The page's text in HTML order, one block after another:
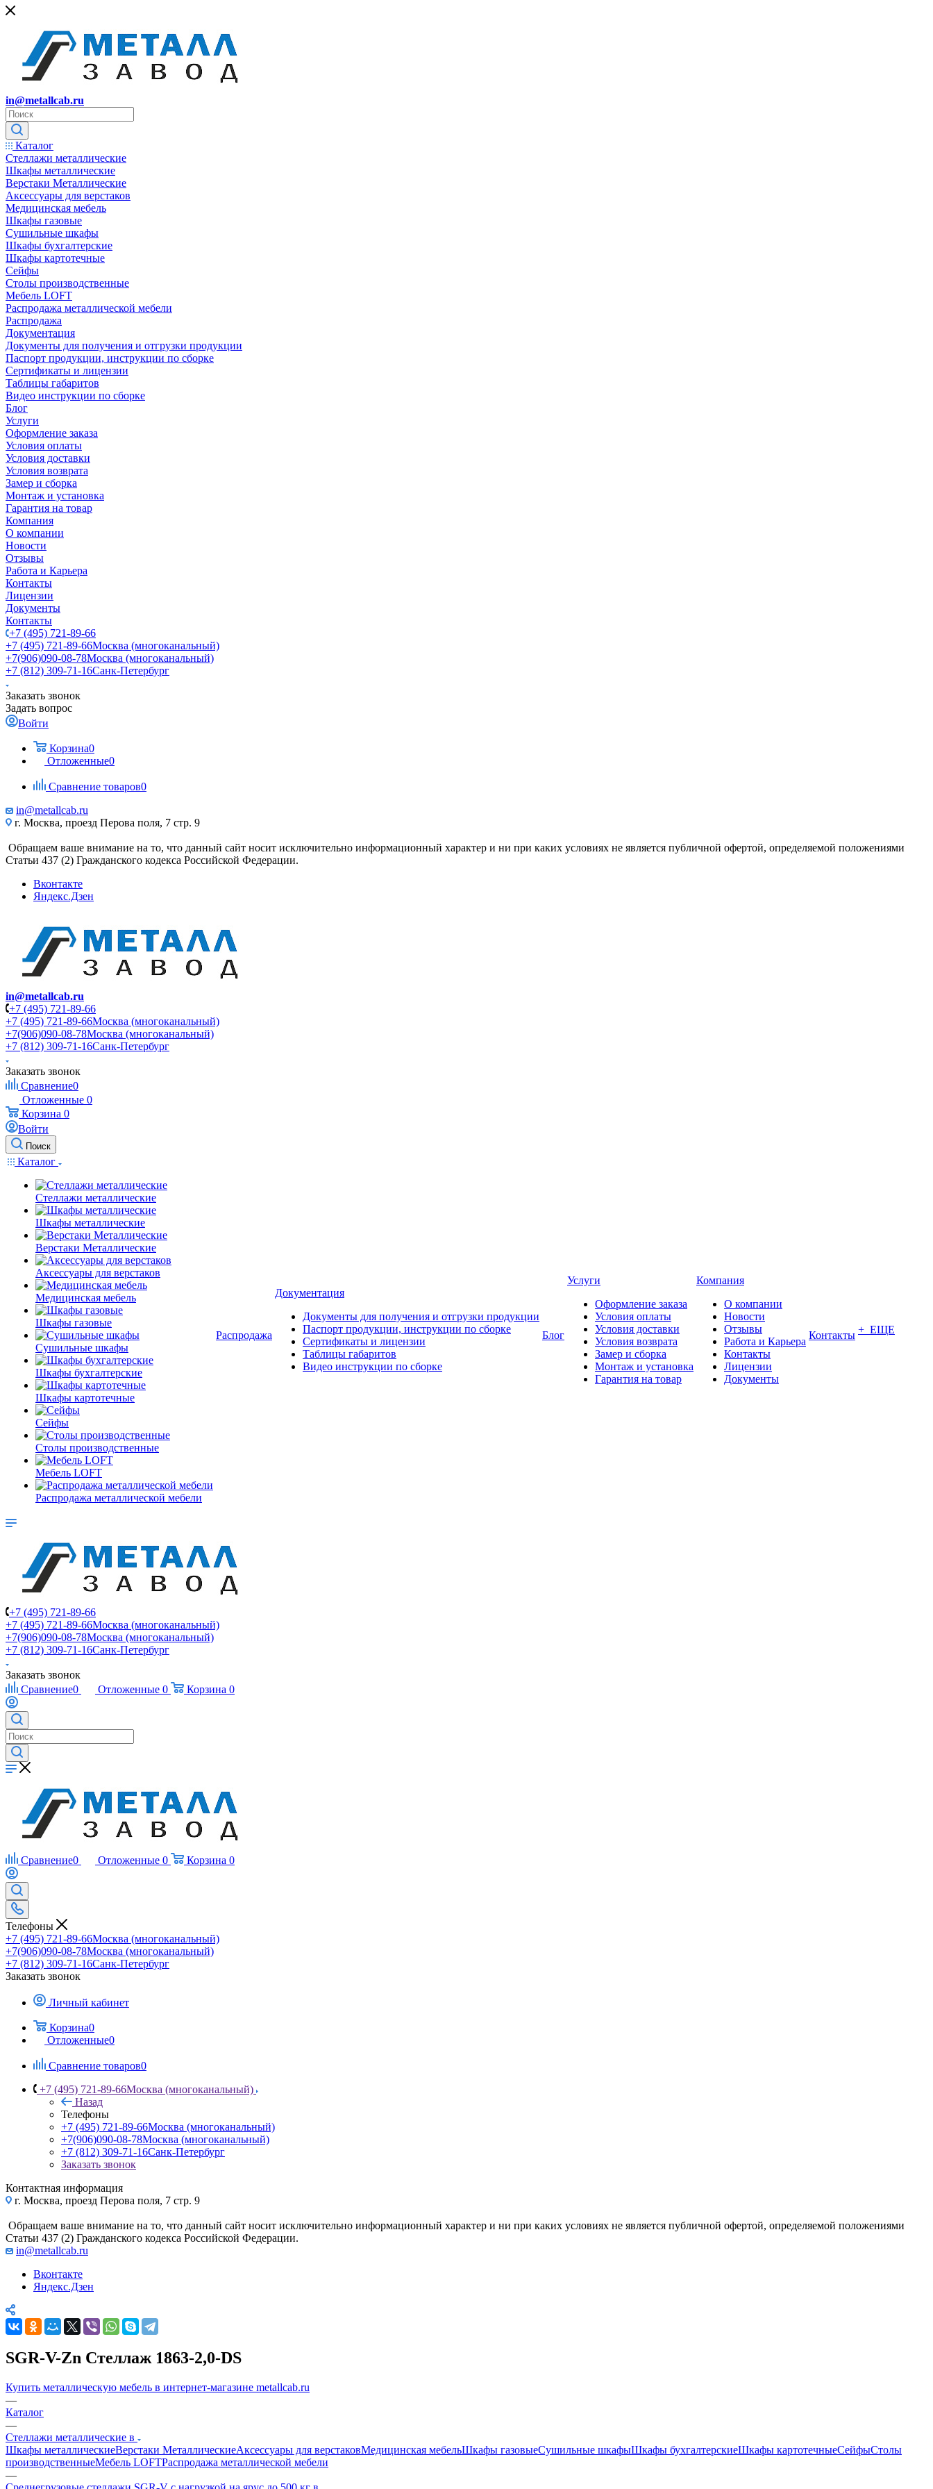
in@metallcab.ru
Каталог
Стеллажи металлические
Шкафы металлические
Верстаки Металлические
Аксессуары для верстаков
Медицинская мебель
Шкафы газовые
Сушильные шкафы
Шкафы бухгалтерские
Шкафы картотечные
Сейфы
Столы производственные
Мебель LOFT
Распродажа металлической мебели
Распродажа
Документация
Документы для получения и отгрузки продукции
Паспорт продукции, инструкции по сборке
Сертификаты и лицензии
Таблицы габаритов
Видео инструкции по сборке
Блог
Услуги
Оформление заказа
Условия оплаты
Условия доставки
Условия возврата
Замер и сборка
Монтаж и установка
Гарантия на товар
Компания
О компании
Новости
Отзывы
Работа и Карьера
Контакты
Лицензии
Документы
Контакты
+7 (495) 721-89-66
+7 (495) 721-89-66Москва (многоканальный)
+7(906)090-08-78Москва (многоканальный)
+7 (812) 309-71-16Санк-Петербург
Заказать звонок
Задать вопрос
Войти
Корзина0
Отложенные0
Сравнение товаров0
in@metallcab.ru
г. Москва, проезд Перова поля, 7 стр. 9
Обращаем ваше внимание на то, что данный сайт носит исключительно информационный характер и ни при каких условиях не является публичной офертой, определяемой положениями
Статьи 437 (2) Гражданского кодекса Российской Федерации.
Вконтакте
Яндекс.Дзен
in@metallcab.ru
+7 (495) 721-89-66
+7 (495) 721-89-66Москва (многоканальный)
+7(906)090-08-78Москва (многоканальный)
+7 (812) 309-71-16Санк-Петербург
Заказать звонок
Сравнение0
Отложенные 0
Корзина 0
Войти
Поиск
Каталог
Стеллажи металлические
Шкафы металлические
Верстаки Металлические
Аксессуары для верстаков
Медицинская мебель
Шкафы газовые
Сушильные шкафы
Шкафы бухгалтерские
Шкафы картотечные
Сейфы
Столы производственные
Мебель LOFT
Распродажа металлической мебели
Распродажа
Документация
Документы для получения и отгрузки продукции
Паспорт продукции, инструкции по сборке
Сертификаты и лицензии
Таблицы габаритов
Видео инструкции по сборке
Блог
Услуги
Оформление заказа
Условия оплаты
Условия доставки
Условия возврата
Замер и сборка
Монтаж и установка
Гарантия на товар
Компания
О компании
Новости
Отзывы
Работа и Карьера
Контакты
Лицензии
Документы
Контакты + ЕЩЕ
+7 (495) 721-89-66
+7 (495) 721-89-66Москва (многоканальный)
+7(906)090-08-78Москва (многоканальный)
+7 (812) 309-71-16Санк-Петербург
Заказать звонок
Сравнение0 Отложенные 0 Корзина 0
Сравнение0 Отложенные 0 Корзина 0
Телефоны
+7 (495) 721-89-66Москва (многоканальный)
+7(906)090-08-78Москва (многоканальный)
+7 (812) 309-71-16Санк-Петербург
Заказать звонок
Личный кабинет
Корзина0
Отложенные0
Сравнение товаров0
+7 (495) 721-89-66Москва (многоканальный)
Назад
Телефоны
+7 (495) 721-89-66Москва (многоканальный)
+7(906)090-08-78Москва (многоканальный)
+7 (812) 309-71-16Санк-Петербург
Заказать звонок
Контактная информация
г. Москва, проезд Перова поля, 7 стр. 9
Обращаем ваше внимание на то, что данный сайт носит исключительно информационный характер и ни при каких условиях не является публичной офертой, определяемой положениями
Статьи 437 (2) Гражданского кодекса Российской Федерации.
in@metallcab.ru
Вконтакте
Яндекс.Дзен
SGR-V-Zn Стеллаж 1863-2,0-DS
Купить металлическую мебель в интернет-магазине metallcab.ru
—
Каталог
—
Стеллажи металлические в
Шкафы металлическиеВерстаки МеталлическиеАксессуары для верстаковМедицинская мебельШкафы газовыеСушильные шкафыШкафы бухгалтерскиеШкафы картотечныеСейфыСтолы
производственныеМебель LOFTРаспродажа металлической мебели
—